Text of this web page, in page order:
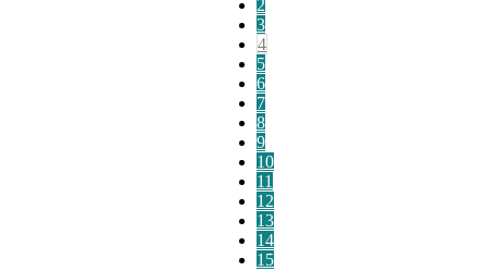
2
3
4
5
6
7
8
9
10
11
12
13
14
15